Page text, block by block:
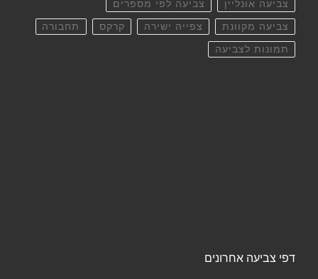
צביעה אונליין צביעה לפי מספרים
צביעה מקוונת צפייה ישירה קרקס תחבורה
תמונות לצביעה
דפי צביעה אחרונים